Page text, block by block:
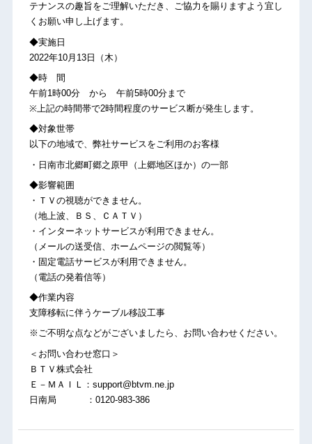
テナンスの趣旨をご理解いただき、ご協力を賜りますよう宜し
くお願い申し上げます。
◆実施日
2022年10月13日（木）
◆時 間
午前1時00分 から 午前5時00分まで
※上記の時間帯で2時間程度のサービス断が発生します。
◆対象世帯
以下の地域で、弊社サービスをご利用のお客様
・日南市北郷町郷之原甲（上郷地区ほか）の一部
◆影響範囲
・ＴＶの視聴ができません。
（地上波、ＢＳ、ＣＡＴＶ）
・インターネットサービスが利用できません。
（メールの送受信、ホームページの閲覧等）
・固定電話サービスが利用できません。
（電話の発着信等）
◆作業内容
支障移転に伴うケーブル移設工事
※ご不明な点などがございましたら、お問い合わせください。
＜お問い合わせ窓口＞
ＢＴＶ株式会社
Ｅ－ＭＡＩＬ：support@btvm.ne.jp
日南局 ：0120-983-386